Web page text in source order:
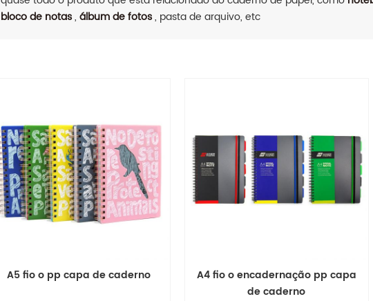
bloco de notas, álbum de fotos, pasta de arquivo, etc
A5 fio o pp capa de caderno
A4 fio o encadernação pp capa
de caderno